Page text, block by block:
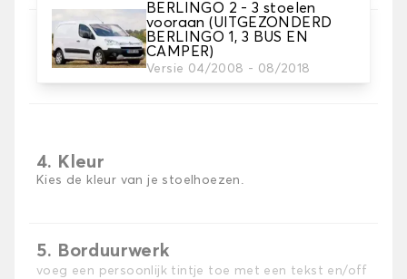
BERLINGO 2 - 3 stoelen
vooraan (UITGEZONDERD
BERLINGO 1, 3 BUS EN
CAMPER)
Versie 04/2008 - 08/2018
3. Materiaal
Kies het materiaal voor je hoezen.
4. Kleur
Kies de kleur van je stoelhoezen.
5. Borduurwerk
voeg een persoonlijk tintje toe met een tekst en/off